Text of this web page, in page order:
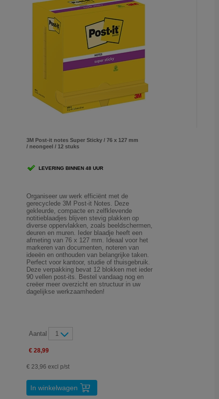
3M Post-it notes Super Sticky / 76 x 127 mm
/ neongeel / 12 stuks
LEVERING BINNEN 48 UUR
Organiseer uw werk efficiënt met de
gerecyclede 3M Post-it Notes. Deze
gekleurde, compacte en zelfklevende
notitieblaadjes blijven stevig plakken op
diverse oppervlakken, zoals beeldschermen,
deuren en muren. Ieder blaadje heeft een
afmeting van 76 x 127 mm. Ideaal voor het
markeren van documenten, noteren van
ideeën en onthouden van belangrijke taken.
Perfect voor kantoor, studie of thuisgebruik.
Deze verpakking bevat 12 blokken met ieder
90 vellen post-its. Bestel vandaag nog en
creëer meer overzicht en structuur in uw
dagelijkse werkzaamheden!
Aantal 1
€ 28,99
€ 23,96 excl p/st
In winkelwagen